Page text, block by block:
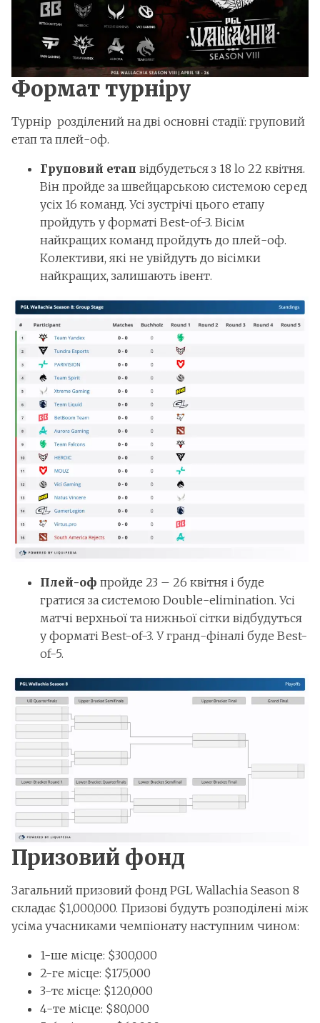
Формат турніру
Турнір розділений на дві основні стадії: груповий
етап та плей-оф.
Груповий етап відбудеться з 18 lо 22 квітня.
Він пройде за швейцарською системою серед
усіх 16 команд. Усі зустрічі цього етапу
пройдуть у форматі Best-of-3. Вісім
найкращих команд пройдуть до плей-оф.
Колективи, які не увійдуть до вісімки
найкращих, залишають івент.
Плей-оф пройде 23 – 26 квітня і буде
гратися за системою Double-elimination. Усі
матчі верхньої та нижньої сітки відбудуться
у форматі Best-of-3. У гранд-фіналі буде Best-
of-5.
Призовий фонд
Загальний призовий фонд PGL Wallachia Season 8
складає $1,000,000. Призові будуть розподілені між
усіма учасниками чемпіонату наступним чином:
1-ше місце: $300,000
2-ге місце: $175,000
3-тє місце: $120,000
4-те місце: $80,000